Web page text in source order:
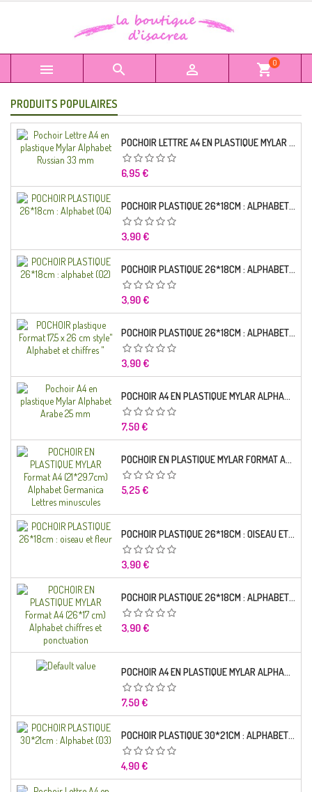
   shopping_cart0
PRODUITS POPULAIRES
POCHOIR LETTRE A4 EN PLASTIQUE MYLAR ALPHABET RUSSIAN 33 MM
Prix
6,95 €
POCHOIR PLASTIQUE 26*18CM : ALPHABET (04)
Prix
3,90 €
POCHOIR PLASTIQUE 26*18CM : ALPHABET (02)
Prix
3,90 €
POCHOIR PLASTIQUE 26*18CM : ALPHABET (01)
Prix
3,90 €
POCHOIR A4 EN PLASTIQUE MYLAR ALPHABET ARABE 25 MM
Prix
7,50 €
POCHOIR EN PLASTIQUE MYLAR FORMAT A4 (21*29.7CM) ALPHABET GERMANICA LETTRES MINUSCULES
Prix
5,25 €
POCHOIR PLASTIQUE 26*18CM : OISEAU ET FLEUR
Prix
3,90 €
POCHOIR PLASTIQUE 26*18CM : ALPHABET (03)
Prix
3,90 €
POCHOIR A4 EN PLASTIQUE MYLAR ALPHABET LETTRE TYPO CHARLEMAGNE 28 MM
Prix
7,50 €
POCHOIR PLASTIQUE 30*21CM : ALPHABET (03)
Prix
4,90 €